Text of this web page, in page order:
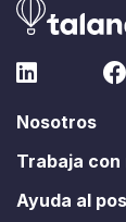
Nosotros
Trabaja
Ayuda al